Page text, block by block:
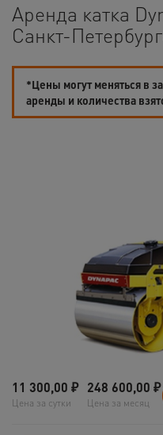
Аренда катка
Санкт-
*Цены могут меняться в
аренды и количества
11 300,00 ₽
Цена за сутки
248 600,00 ₽
Цена за месяц